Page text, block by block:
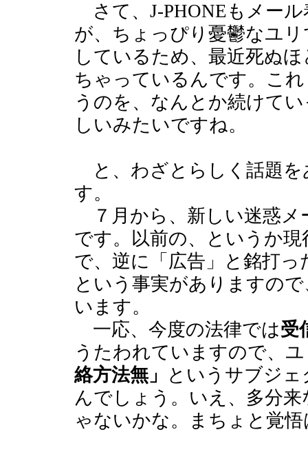
さて、J-PHONEもメー
が、ちょっぴり憂鬱なユ
しているため、最近死ぬ
ちゃっているんです。こ
うのを、なんとか続けて
しいみたいですね。
と、わざとらしく話題を
す。
７月から、新しい迷惑メ
です。以前の、というか現
で、逆に「広告」と銘打
という事実がありますの
います。
一応、今度の法律では受
うたわれていますので、
絡方法無」
というサブジ
んでしょう。いえ、多分
ゃないかな。まちょと覚